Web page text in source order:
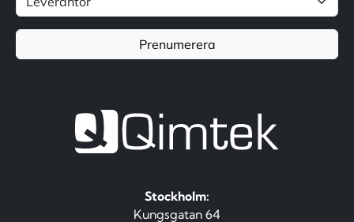
Prenumerera
Stockholm:
Kungsgatan 64